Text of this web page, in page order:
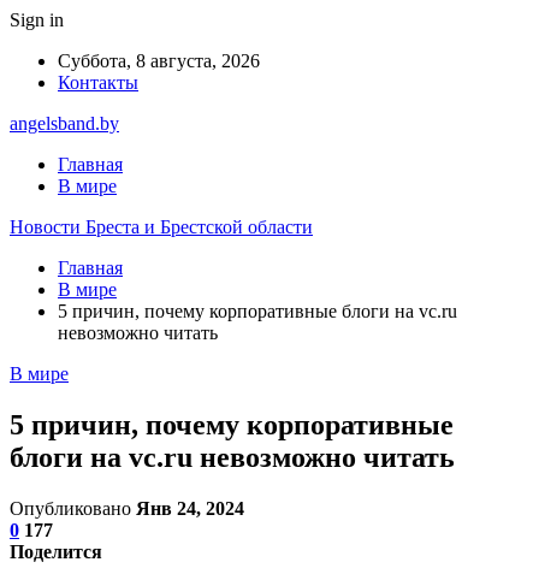
Sign in
Суббота, 8 августа, 2026
Контакты
angelsband.by
Главная
В мире
Новости Бреста и Брестской области
Главная
В мире
5 причин, почему корпоративные блоги на vc.ru
невозможно читать
В мире
5 причин, почему корпоративные
блоги на vc.ru невозможно читать
Опубликовано Янв 24, 2024
0 177
Поделится